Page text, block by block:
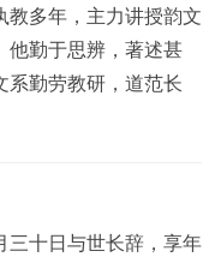
多年，主力讲授韵文
他勤于思辨，著述甚
系勤劳教研，道范长
三十日与世长辞，享年